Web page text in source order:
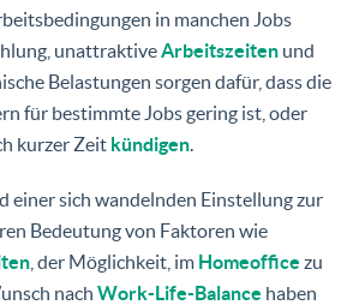
in manchen Jobs
unattraktiveArbeitszeiten und
Belastungen sorgen dafür, dass die
für bestimmte Jobs gering ist, oder
kurzer Zeit kündigen.
einer sich wandelnden Einstellung zur
Bedeutung von Faktoren wie
, der Möglichkeit, im Homeoffice zu
nach Work-Life-Balance haben